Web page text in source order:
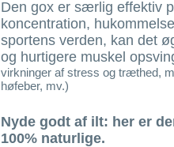
Den gox er særlig effektiv
koncentration,
sportens verden, kan det
og hurtigere muskel
virkninger af stress og træthed,
høfeber, mv.)
Nyde godt af ilt: her er
100% naturlige.